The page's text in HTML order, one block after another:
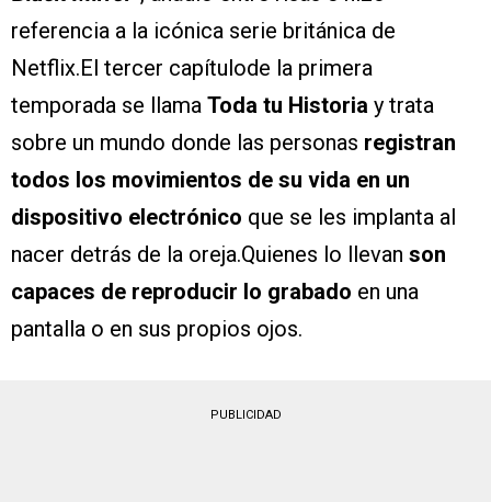
referencia a la icónica serie británica de
Netflix.El tercer capítulode la primera
temporada se llama Toda tu Historia y trata
sobre un mundo donde las personas registran
todos los movimientos de su vida en un
dispositivo electrónico que se les implanta al
nacer detrás de la oreja.Quienes lo llevan son
capaces de reproducir lo grabado en una
pantalla o en sus propios ojos.
PUBLICIDAD